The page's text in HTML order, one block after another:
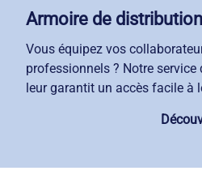
Armoire de distribution
Vous équipez vos
professionnels ? Notre
leur garantit un accès facile à
quotidien. Chaque casier est
besoins d'organisation. Avec
location-entretien, vous
vestiaire professionnel. Nous